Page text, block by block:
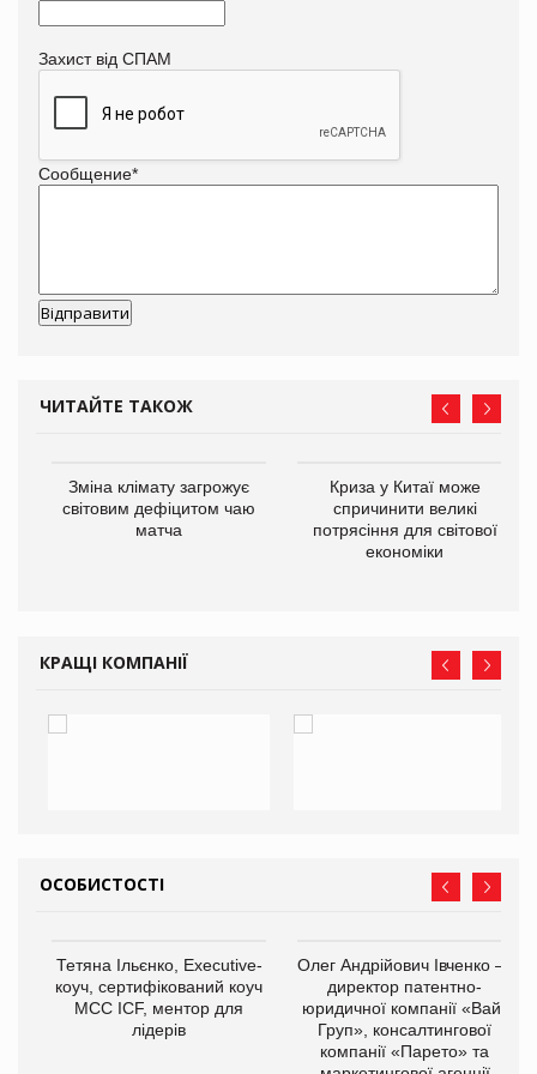
Захист від СПАМ
Сообщение*
ЧИТАЙТЕ ТАКОЖ
Зміна клімату загрожує
світовим дефіцитом чаю
матча
Криза у Китаї може
спричинити великі
потрясіння для світової
економіки
КРАЩІ КОМПАНІЇ
ОСОБИСТОСТІ
Тетяна Ільєнко, Executive-
коуч, сертифікований коуч
МСС ICF, ментор для
лідерів
Олег Андрійович Івченко —
директор патентно-
юридичної компанії «Вайз
Груп», консалтингової
компанії «Парето» та